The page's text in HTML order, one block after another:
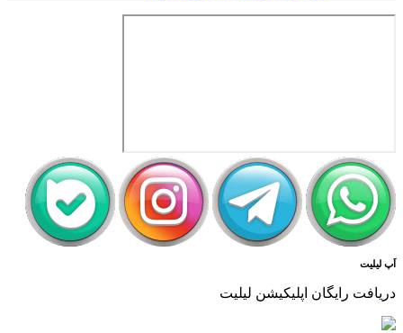
اَپ لیلیت
دریافت رایگان اپلیکیشن لیلیت